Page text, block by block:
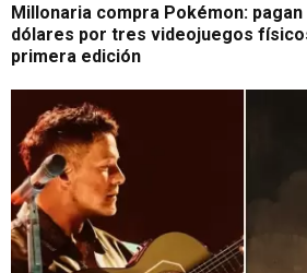
Millonaria compra Pokémon:
dólares por tres videojuegos
primera edición